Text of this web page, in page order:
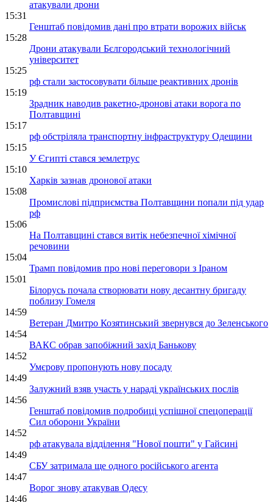
атакували дрони
15:31
Генштаб повідомив дані про втрати ворожих військ
15:28
Дрони атакували Бєлгородський технологічний
університет
15:25
рф стали застосовувати більше реактивних дронів
15:19
Зрадник наводив ракетно-дронові атаки ворога по
Полтавщині
15:17
рф обстріляла транспортну інфраструктуру Одещини
15:15
У Єгипті стався землетрус
15:10
Харків зазнав дронової атаки
15:08
Промислові підприємства Полтавщини попали під удар
рф
15:06
На Полтавщині стався витік небезпечної хімічної
речовини
15:04
Трамп повідомив про нові переговори з Іраном
15:01
Білорусь почала створювати нову десантну бригаду
поблизу Гомеля
14:59
Ветеран Дмитро Козятинський звернувся до Зеленського
14:54
ВАКС обрав запобіжний захід Банькову
14:52
Умєрову пропонують нову посаду
14:49
Залужний взяв участь у нараді українських послів
14:56
Генштаб повідомив подробиці успішної спецоперації
Сил оборони України
14:52
рф атакувала відділення "Нової пошти" у Гайсині
14:49
СБУ затримала ще одного російського агента
14:47
Ворог знову атакував Одесу
14:46